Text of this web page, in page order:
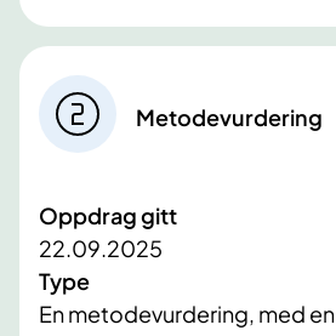
Metodevurdering
Oppdrag gitt
22.09.2025
Type
En metodevurdering, med en